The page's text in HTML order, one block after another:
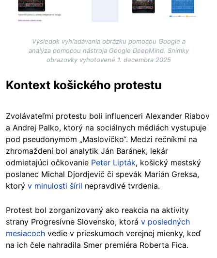
Výsledok vyhľadávania obrázku pomocou Google a
analýza pomocou nástroja Google DeepMind. Snímky
obrazovky vyhotovené 1. decembra 2025
Kontext košického protestu
Zvolávateľmi protestu boli influenceri Alexander Riabov
a Andrej Palko, ktorý na sociálnych médiách vystupuje
pod pseudonymom „Maslovíčko“. Medzi rečníkmi na
zhromaždení bol analytik Ján Baránek, lekár
odmietajúci očkovanie Peter Lipták, košický mestský
poslanec Michal Djordjevič či spevák Marián Greksa,
ktorý v minulosti šíril nepravdivé tvrdenia.
Protest bol zorganizovaný ako reakcia na aktivity
strany Progresívne Slovensko, ktorá v posledných
mesiacoch vedie v prieskumoch verejnej mienky, keď
na ich čele nahradila Smer premiéra Roberta Fica.